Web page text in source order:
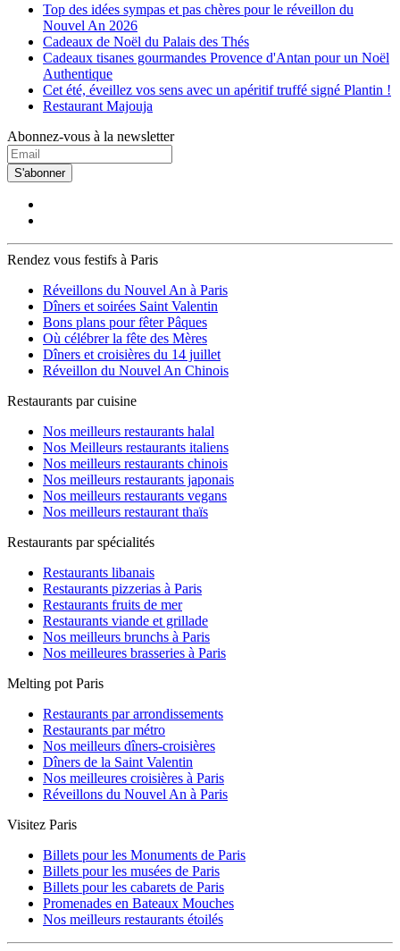
Top des idées sympas et pas chères pour le réveillon du
Nouvel An 2026
Cadeaux de Noël du Palais des Thés
Cadeaux tisanes gourmandes Provence d'Antan pour un Noël
Authentique
Cet été, éveillez vos sens avec un apéritif truffé signé Plantin !
Restaurant Majouja
Abonnez-vous à la newsletter
S'abonner
Rendez vous festifs à Paris
Réveillons du Nouvel An à Paris
Dîners et soirées Saint Valentin
Bons plans pour fêter Pâques
Où célébrer la fête des Mères
Dîners et croisières du 14 juillet
Réveillon du Nouvel An Chinois
Restaurants par cuisine
Nos meilleurs restaurants halal
Nos Meilleurs restaurants italiens
Nos meilleurs restaurants chinois
Nos meilleurs restaurants japonais
Nos meilleurs restaurants vegans
Nos meilleurs restaurant thaïs
Restaurants par spécialités
Restaurants libanais
Restaurants pizzerias à Paris
Restaurants fruits de mer
Restaurants viande et grillade
Nos meilleurs brunchs à Paris
Nos meilleures brasseries à Paris
Melting pot Paris
Restaurants par arrondissements
Restaurants par métro
Nos meilleurs dîners-croisières
Dîners de la Saint Valentin
Nos meilleures croisières à Paris
Réveillons du Nouvel An à Paris
Visitez Paris
Billets pour les Monuments de Paris
Billets pour les musées de Paris
Billets pour les cabarets de Paris
Promenades en Bateaux Mouches
Nos meilleurs restaurants étoilés